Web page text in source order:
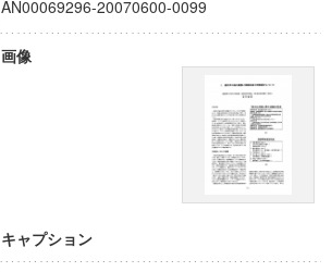
AN00069296-20070600-0099
画像
キャプション